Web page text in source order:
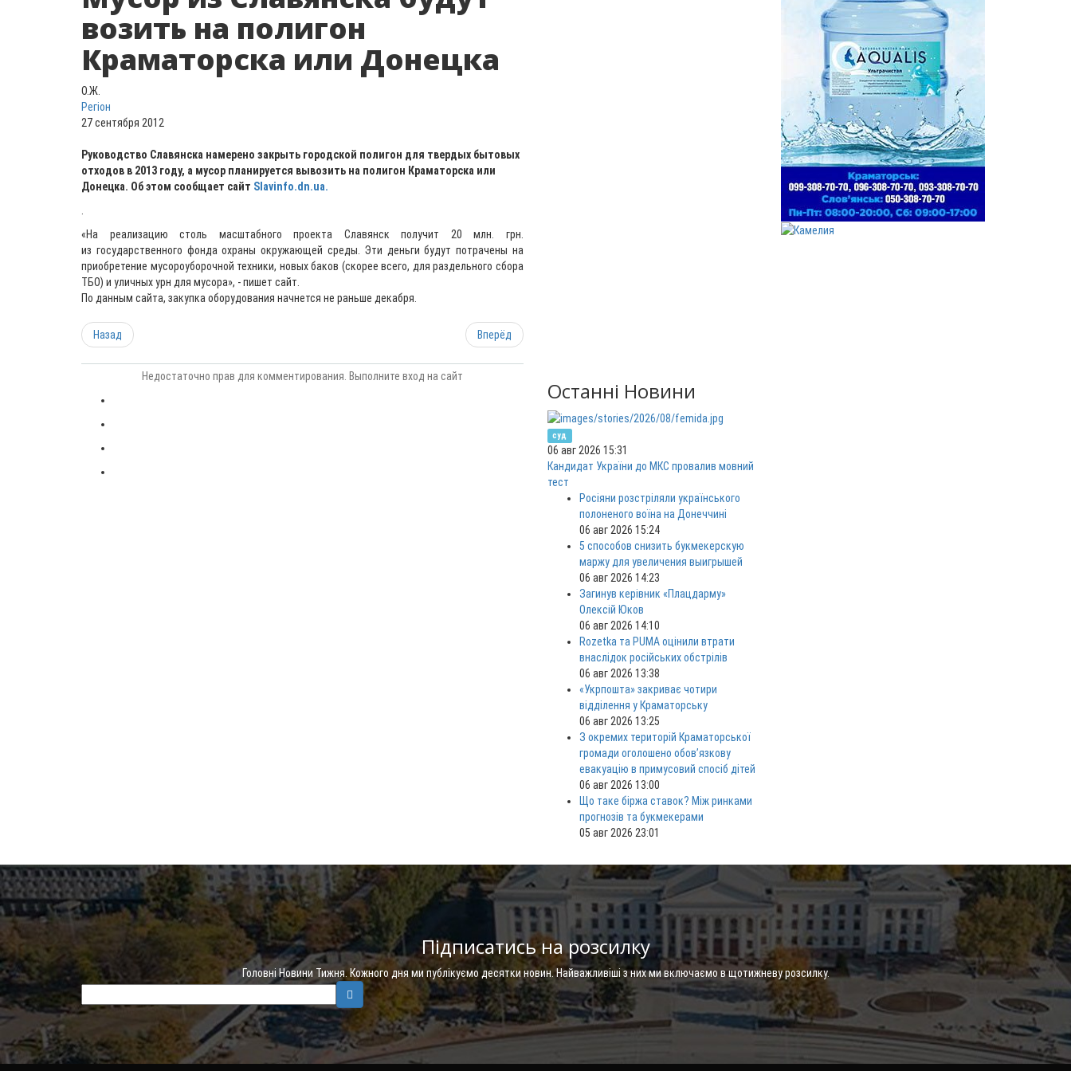
возить на полигон
Краматорска или Донецка
О.Ж.
Регіон
27 сентября 2012
Руководство Славянска намерено закрыть городской полигон для твердых бытовых
отходов в 2013 году, а мусор планируется вывозить на полигон Краматорска или
Донецка. Об этом сообщает сайт Slavinfo.dn.ua.
«На реализацию столь масштабного проекта Славянск получит 20 млн. грн.
из государственного фонда охраны окружающей среды. Эти деньги будут потрачены на
приобретение мусороуборочной техники, новых баков (скорее всего, для раздельного сбора
ТБО) и уличных урн для мусора», - пишет сайт.
По данным сайта, закупка оборудования начнется не раньше декабря.
Назад Вперёд
Недостаточно прав для комментирования. Выполните вход на сайт
Останні Новини
суд
06 авг 2026 15:31
Кандидат України до МКС провалив мовний
тест
Росіяни розстріляли українського
полоненого воїна на Донеччині
06 авг 2026 15:24
5 способов снизить букмекерскую
маржу для увеличения выигрышей
06 авг 2026 14:23
Загинув керівник «Плацдарму»
Олексій Юков
06 авг 2026 14:10
Rozetka та PUMA оцінили втрати
внаслідок російських обстрілів
06 авг 2026 13:38
«Укрпошта» закриває чотири
відділення у Краматорську
06 авг 2026 13:25
З окремих територій Краматорської
громади оголошено обов’язкову
евакуацію в примусовий спосіб дітей
06 авг 2026 13:00
Що таке біржа ставок? Між ринками
прогнозів та букмекерами
05 авг 2026 23:01
Підписатись на розсилку
Головні Новини Тижня. Кожного дня ми публікуємо десятки новин. Найважливіші з них ми включаємо в щотижневу розсилку.